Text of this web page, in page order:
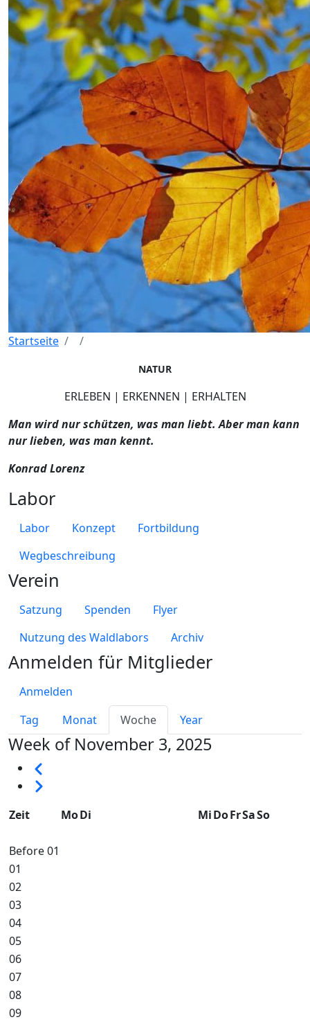
Startseite
Primary tabs
Tag Monat Woche Year
Week of November 3, 2025
Seitennummerierung
Weiter
Zeit
MoDi MiDoFrSaSo
Before 01
01
02
03
04
05
06
07
08
09
NATUR
ERLEBEN | ERKENNEN | ERHALTEN
Man wird nur schützen, was man liebt. Aber man kann
nur lieben, was man kennt.
Konrad Lorenz
Labor
Labor Konzept
Fortbildung
Wegbeschreibung
Verein
Satzung Spenden
Flyer
Nutzung des Waldlabors
Archiv
Anmelden für Mitglieder
Anmelden